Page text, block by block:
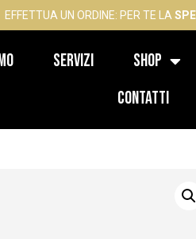
EFFETTUA UN ORDINE: PER TE LA
Servizi Shop
Contatti